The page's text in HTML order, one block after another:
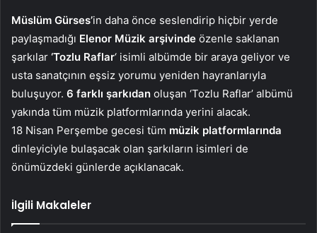
Müslüm Gürses’in daha önce seslendirip hiçbir yerde
paylaşmadığı Elenor Müzik arşivinde özenle saklanan
şarkılar ‘Tozlu Raflar‘ isimli albümde bir araya geliyor ve
usta sanatçının eşsiz yorumu yeniden hayranlarıyla
buluşuyor. 6 farklı şarkıdan oluşan ‘Tozlu Raflar’ albümü
yakında tüm müzik platformlarında yerini alacak.
18 Nisan Perşembe gecesi tüm müzik platformlarında
dinleyiciyle bulaşacak olan şarkıların isimleri de
önümüzdeki günlerde açıklanacak.
İlgili Makaleler